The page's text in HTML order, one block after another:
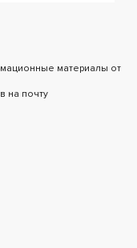
материалы от
на почту